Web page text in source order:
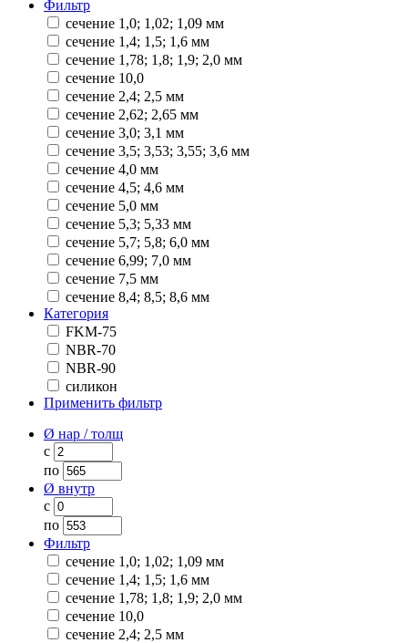
Фильтр
сечение 1,0; 1,02; 1,09 мм
сечение 1,4; 1,5; 1,6 мм
сечение 1,78; 1,8; 1,9; 2,0 мм
сечение 10,0
сечение 2,4; 2,5 мм
сечение 2,62; 2,65 мм
сечение 3,0; 3,1 мм
сечение 3,5; 3,53; 3,55; 3,6 мм
сечение 4,0 мм
сечение 4,5; 4,6 мм
сечение 5,0 мм
сечение 5,3; 5,33 мм
сечение 5,7; 5,8; 6,0 мм
сечение 6,99; 7,0 мм
сечение 7,5 мм
сечение 8,4; 8,5; 8,6 мм
Категория
FKM-75
NBR-70
NBR-90
силикон
Применить фильтр
Ø нар / толщ
с
по
Ø внутр
с
по
Фильтр
сечение 1,0; 1,02; 1,09 мм
сечение 1,4; 1,5; 1,6 мм
сечение 1,78; 1,8; 1,9; 2,0 мм
сечение 10,0
сечение 2,4; 2,5 мм